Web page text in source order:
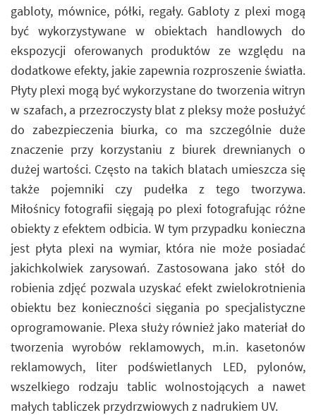
gabloty, mównice, półki, regały. Gabloty z plexi mogą
być wykorzystywane w obiektach handlowych do
ekspozycji oferowanych produktów ze względu na
dodatkowe efekty, jakie zapewnia rozproszenie światła.
Płyty plexi mogą być wykorzystane do tworzenia witryn
w szafach, a przezroczysty blat z pleksy może posłużyć
do zabezpieczenia biurka, co ma szczególnie duże
znaczenie przy korzystaniu z biurek drewnianych o
dużej wartości. Często na takich blatach umieszcza się
także pojemniki czy pudełka z tego tworzywa.
Miłośnicy fotografii sięgają po plexi fotografując różne
obiekty z efektem odbicia. W tym przypadku konieczna
jest płyta plexi na wymiar, która nie może posiadać
jakichkolwiek zarysowań. Zastosowana jako stół do
robienia zdjęć pozwala uzyskać efekt zwielokrotnienia
obiektu bez konieczności sięgania po specjalistyczne
oprogramowanie. Plexa służy również jako materiał do
tworzenia wyrobów reklamowych, m.in. kasetonów
reklamowych, liter podświetlanych LED, pylonów,
wszelkiego rodzaju tablic wolnostojących a nawet
małych tabliczek przydrzwiowych z nadrukiem UV.